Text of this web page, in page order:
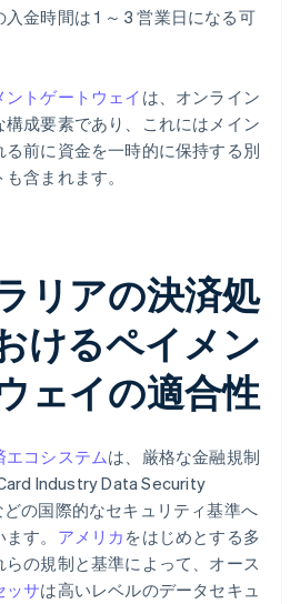
金時間は 1 ～ 3 営業日になる可
トゲートウェイ は、オンライン
成要素であり、これにはメイン
前に資金を一時的に保持する別
含まれます。
リアの決済処
けるペイメン
ェイの適合性
エコシステムは、厳格な金融規制
Industry Data Security
どの国際的なセキュリティ基準へ
す。 アメリカ をはじめとする多
らの規制と基準によって、オース
ッサは高いレベルのデータセキュ